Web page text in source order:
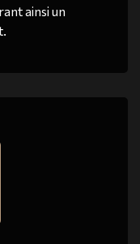
ainsi un